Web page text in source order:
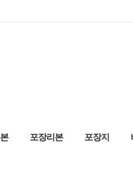
포장리본 포장지